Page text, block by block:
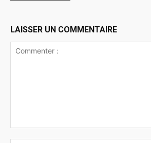
LAISSER UN COMMENTAIRE